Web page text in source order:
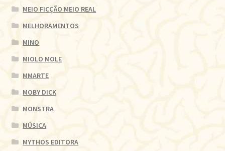
MEIO FICÇÃO MEIO REAL
MELHORAMENTOS
MINO
MIOLO MOLE
MMARTE
MOBY DICK
MONSTRA
MÚSICA
MYTHOS EDITORA